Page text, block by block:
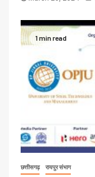
1 min read
छत्तीसगढ़ रायपुर संभाग